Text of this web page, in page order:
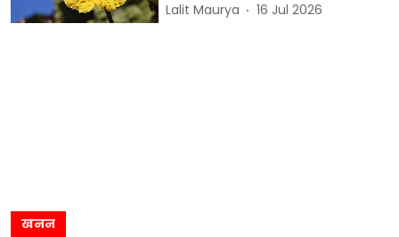
Lalit Maurya 16 Jul 2026
खनन